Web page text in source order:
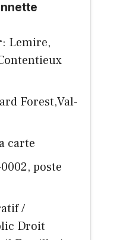
: Lemire,
Forest,Val-
carte
poste
/
Droit